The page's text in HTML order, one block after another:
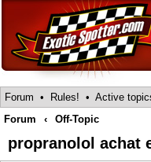
Forum • Rules! • Active
Forum
‹ Off-Topic
propranolol achat